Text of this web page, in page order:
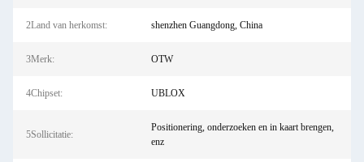
2Land van herkomst: shenzhen Guangdong, China
3Merk: OTW
4Chipset: UBLOX
5Sollicitatie:
Positionering, onderzoeken en in kaart brengen,
enz